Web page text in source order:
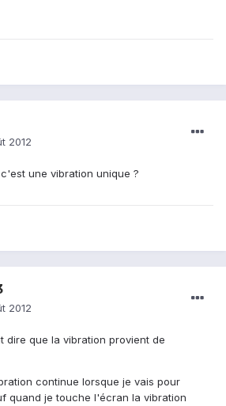
2012
une vibration unique ?
2012
dire que la vibration provient de
continue lorsque je vais pour
quand je touche l'écran la vibration